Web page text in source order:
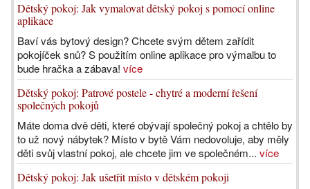
Dětský pokoj: Jak vymalovat dětský pokoj s pomocí online
aplikace
Baví vás bytový design? Chcete svým dětem zařídit
pokojíček snů? S použitím online aplikace pro výmalbu to
bude hračka a zábava! více
Dětský pokoj: Patrové postele - chytré a moderní řešení
společných pokojů
Máte doma dvě děti, které obývají společný pokoj a chtělo by
to už nový nábytek? Místo v bytě Vám nedovoluje, aby měly
děti svůj vlastní pokoj, ale chcete jim ve společném... více
Dětský pokoj: Jak ušetřit místo v dětském pokoji